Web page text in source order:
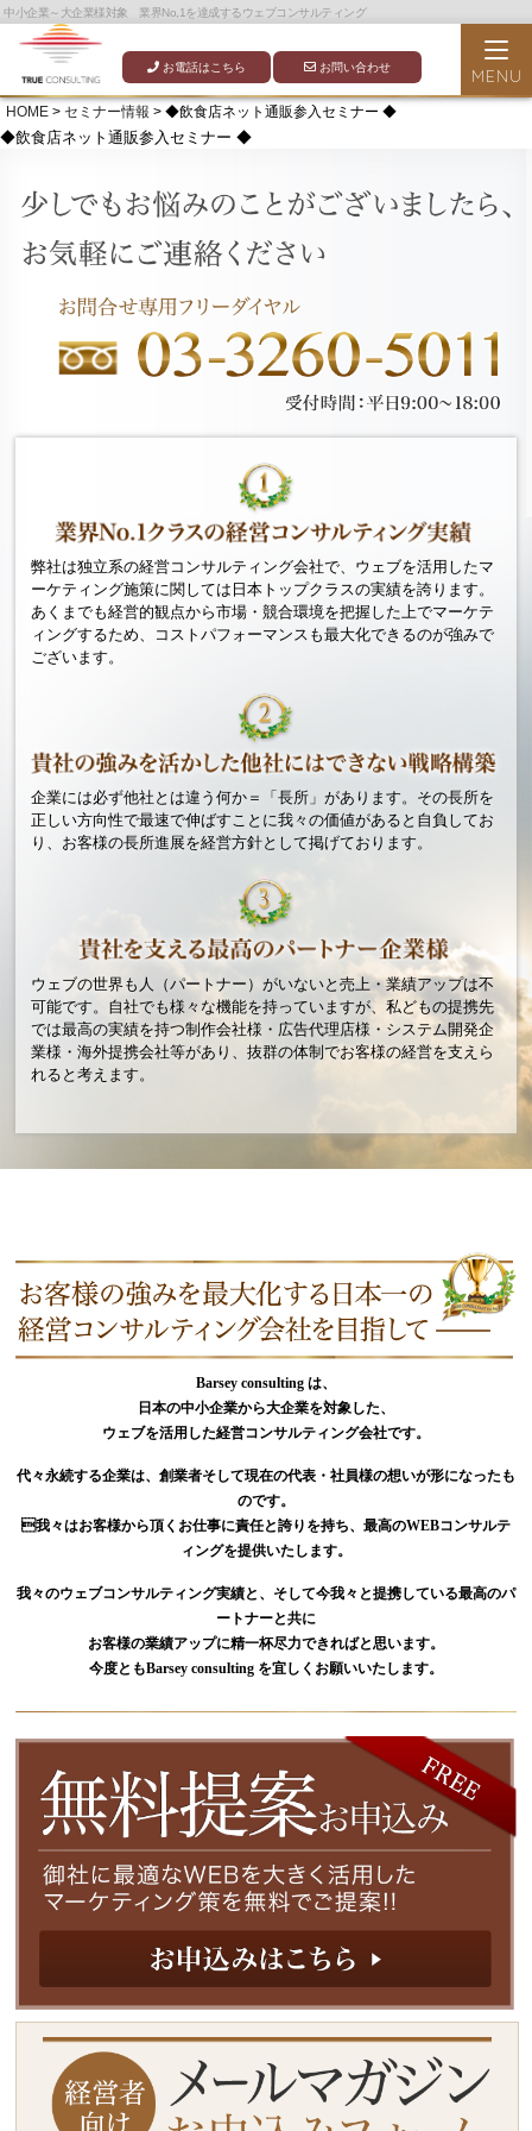
中小企業～大企業様対象 業界No,1を達成するウェブコンサルティング
お電話はこちら お問い合わせ
HOME > セミナー情報 > ◆飲食店ネット通販参入セミナー ◆
◆飲食店ネット通販参入セミナー ◆
弊社は独立系の経営コンサルティング会社で、ウェブを活用したマ
ーケティング施策に関しては日本トップクラスの実績を誇ります。
あくまでも経営的観点から市場・競合環境を把握した上でマーケテ
ィングするため、コストパフォーマンスも最大化できるのが強みで
ございます。
企業には必ず他社とは違う何か＝「長所」があります。その長所を
正しい方向性で最速で伸ばすことに我々の価値があると自負してお
り、お客様の長所進展を経営方針として掲げております。
ウェブの世界も人（パートナー）がいないと売上・業績アップは不
可能です。自社でも様々な機能を持っていますが、私どもの提携先
では最高の実績を持つ制作会社様・広告代理店様・システム開発企
業様・海外提携会社等があり、抜群の体制でお客様の経営を支えら
れると考えます。
Barsey consulting は、
日本の中小企業から大企業を対象した、
ウェブを活用した経営コンサルティング会社です。
代々永続する企業は、創業者そして現在の代表・社員様の想いが形になったも
のです。
我々はお客様から頂くお仕事に責任と誇りを持ち、最高のWEBコンサルテ
ィングを提供いたします。
我々のウェブコンサルティング実績と、そして今我々と提携している最高のパ
ートナーと共に
お客様の業績アップに精一杯尽力できればと思います。
今度ともBarsey consulting を宜しくお願いいたします。